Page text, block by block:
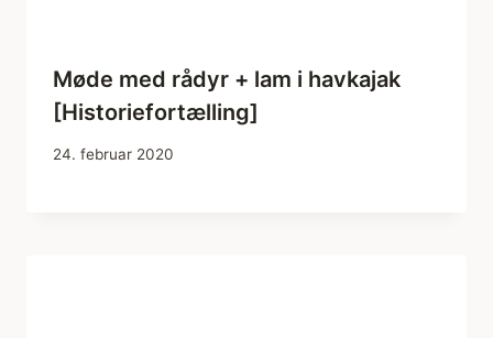
Møde med rådyr + lam i havkajak
[Historiefortælling]
24. februar 2020